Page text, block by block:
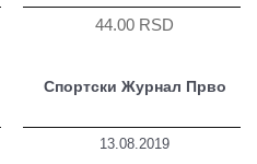
44.00 RSD
Спортски Журнал Прво
13.08.2019